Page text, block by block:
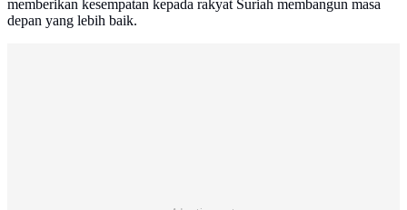
memberikan kesempatan kepada rakyat Suriah membangun masa
depan yang lebih baik.